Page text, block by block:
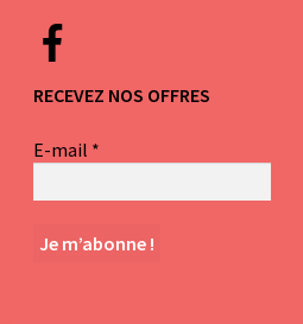
RECEVEZ NOS OFFRES
E-mail *